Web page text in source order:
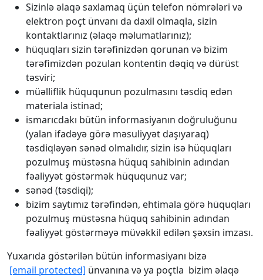
Sizinlə əlaqə saxlamaq üçün telefon nömrələri və
elektron poçt ünvanı da daxil olmaqla, sizin
kontaktlarınız (əlaqə məlumatlarınız);
hüquqları sizin tərəfinizdən qorunan və bizim
tərəfimizdən pozulan kontentin dəqiq və dürüst
təsviri;
müəlliflik hüququnun pozulmasını təsdiq edən
materiala istinad;
ismarıcdakı bütün informasiyanın doğruluğunu
(yalan ifadəyə görə məsuliyyət daşıyaraq)
təsdiqləyən sənəd olmalıdır, sizin isə hüquqları
pozulmuş müstəsna hüquq sahibinin adından
fəaliyyət göstərmək hüququnuz var;
sənəd (təsdiqi);
bizim saytımız tərəfindən, ehtimala görə hüquqları
pozulmuş müstəsna hüquq sahibinin adından
fəaliyyət göstərməyə müvəkkil edilən şəxsin imzası.
Yuxarıda göstərilən bütün informasiyanı bizə
[email protected] ünvanına və ya poçtla bizim əlaqə